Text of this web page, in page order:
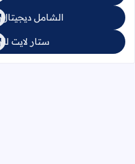
الشامل
ستار لايت